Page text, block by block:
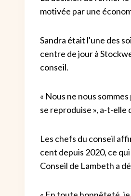
motivée par une
Sandra était l'une des
centre de jour à
conseil.
« Nous ne nous
se reproduise », a-t-elle
Les chefs du conseil
cent depuis 2020, ce
Conseil de Lambeth a